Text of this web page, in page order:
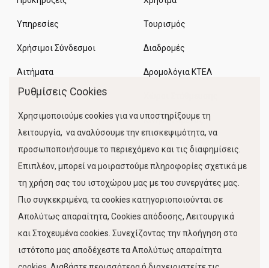
Υπηρεσίες
Χρήσιμοι Σύνδεσμοι
Αιτήματα
Τουρισμός
Διαδρομές
Δρομολόγια ΚΤΕΛ
Κίνηση Λιμένος
FOLLOW US
Ρυθμίσεις Cookies
Χρησιμοποιούμε cookies για να υποστηρίξουμε τη
λειτουργία, να αναλύσουμε την επισκεψιμότητα, να
προσωποποιήσουμε το περιεχόμενο και τις διαφημίσεις.
Επιπλέον, μπορεί να μοιραστούμε πληροφορίες σχετικά με
τη χρήση σας του ιστοχώρου μας με του συνεργάτες μας.
Πιο συγκεκριμένα, τα cookies κατηγοριοποιούνται σε
Απολύτως απαραίτητα, Cookies απόδοσης, Λειτουργικά
και Στοχευμένα cookies. Συνεχίζοντας την πλοήγηση στο
ιστότοπο μας αποδέχεστε τα Απολύτως απαραίτητα